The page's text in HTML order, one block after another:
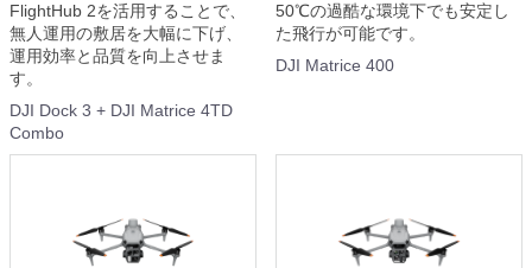
FlightHub 2を活用することで、
無人運用の敷居を大幅に下げ、
運用効率と品質を向上させま
す。
DJI Dock 3 + DJI Matrice 4TD
Combo
50℃の過酷な環境下でも安定し
た飛行が可能です。
DJI Matrice 400